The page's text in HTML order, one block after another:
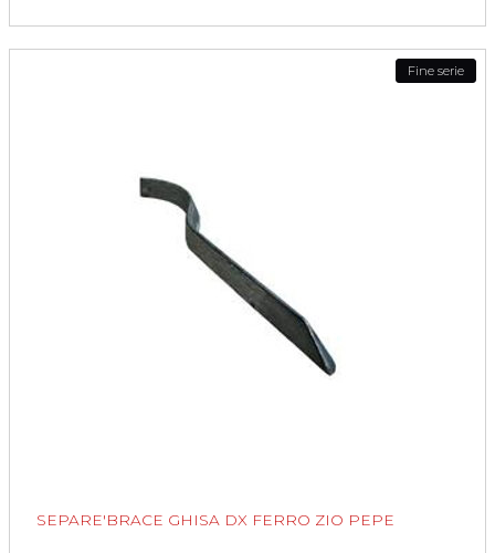
Fine serie
SEPARE'BRACE GHISA DX FERRO ZIO PEPE